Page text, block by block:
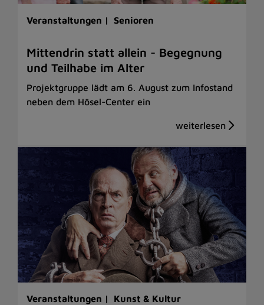
Veranstaltungen | Senioren
Mittendrin statt allein - Begegnung
und Teilhabe im Alter
Projektgruppe lädt am 6. August zum Infostand
neben dem Hösel-Center ein
Veranstaltungen | Kunst & Kultur